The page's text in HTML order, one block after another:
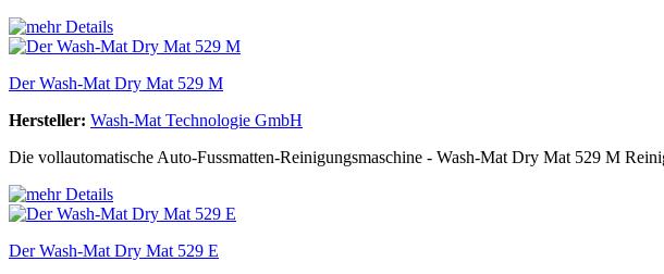
Der Wash-Mat Dry Mat 529 M
Hersteller: Wash-Mat Technologie GmbH
Die vollautomatische Auto-Fussmatten-Reinigungsmaschine - Wash-Mat Dry Mat 529 M
Der Wash-Mat Dry Mat 529 E